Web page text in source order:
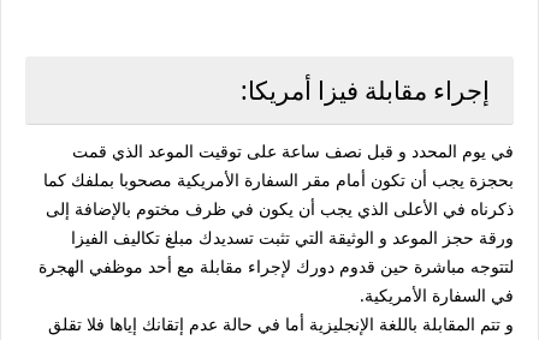
إجراء مقابلة فيزا أمريكا:
في يوم المحدد و قبل نصف ساعة على توقيت الموعد الذي قمت
بحجزة يجب أن تكون أمام مقر السفارة الأمريكية مصحوبا بملفك كما
ذكرناه في الأعلى الذي يجب أن يكون في ظرف مختوم بالإضافة إلى
ورقة حجز الموعد و الوثيقة التي تثبت تسديدك مبلغ تكاليف الفيزا
لتتوجه مباشرة حين قدوم دورك لإجراء مقابلة مع أحد موظفي الهجرة
في السفارة الأمريكية.
و تتم المقابلة باللغة الإنجليزية أما في حالة عدم إتقانك إياها فلا تقلق